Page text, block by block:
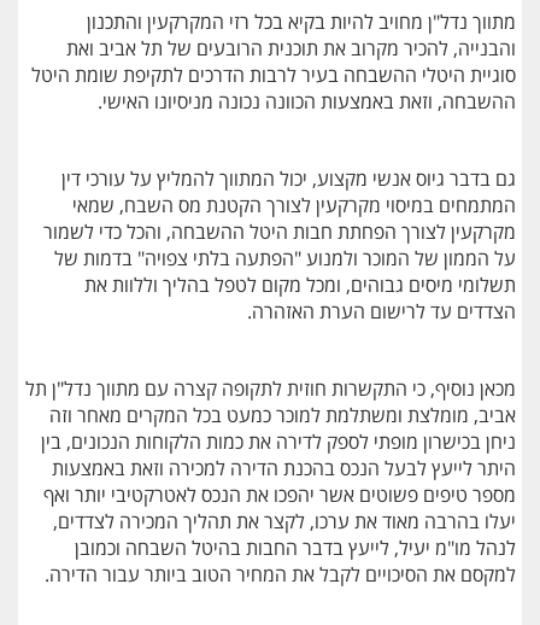
מתווך נדל"ן מחויב להיות בקיא בכל רזי המקרקעין והתכנון
והבנייה, להכיר מקרוב את תוכנית הרובעים של תל אביב ואת
סוגיית היטלי ההשבחה בעיר לרבות הדרכים לתקיפת שומת היטל
ההשבחה, וזאת באמצעות הכוונה נכונה מניסיונו האישי.
גם בדבר גיוס אנשי מקצוע, יכול המתווך להמליץ על עורכי דין
המתמחים במיסוי מקרקעין לצורך הקטנת מס השבח, שמאי
מקרקעין לצורך הפחתת חבות היטל ההשבחה, והכל כדי לשמור
על הממון של המוכר ולמנוע "הפתעה בלתי צפויה" בדמות של
תשלומי מיסים גבוהים, ומכל מקום לטפל בהליך וללוות את
הצדדים עד לרישום הערת האזהרה.
מכאן נוסיף, כי התקשרות חוזית לתקופה קצרה עם מתווך נדל"ן תל
אביב, מומלצת ומשתלמת למוכר כמעט בכל המקרים מאחר וזה
ניחן בכישרון מופתי לספק לדירה את כמות הלקוחות הנכונים, בין
היתר לייעץ לבעל הנכס בהכנת הדירה למכירה וזאת באמצעות
מספר טיפים פשוטים אשר יהפכו את הנכס לאטרקטיבי יותר ואף
יעלו בהרבה מאוד את ערכו, לקצר את תהליך המכירה לצדדים,
לנהל מו"מ יעיל, לייעץ בדבר החבות בהיטל השבחה וכמובן
למקסם את הסיכויים לקבל את המחיר הטוב ביותר עבור הדירה.